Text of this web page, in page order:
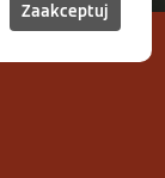
Zaakceptuj